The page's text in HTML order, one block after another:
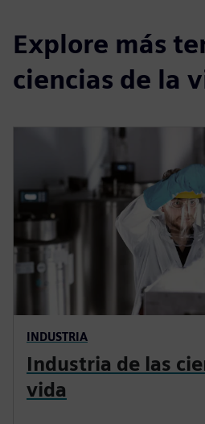
Explore más
ciencias de la
INDUSTRIA
Industria de las
vida